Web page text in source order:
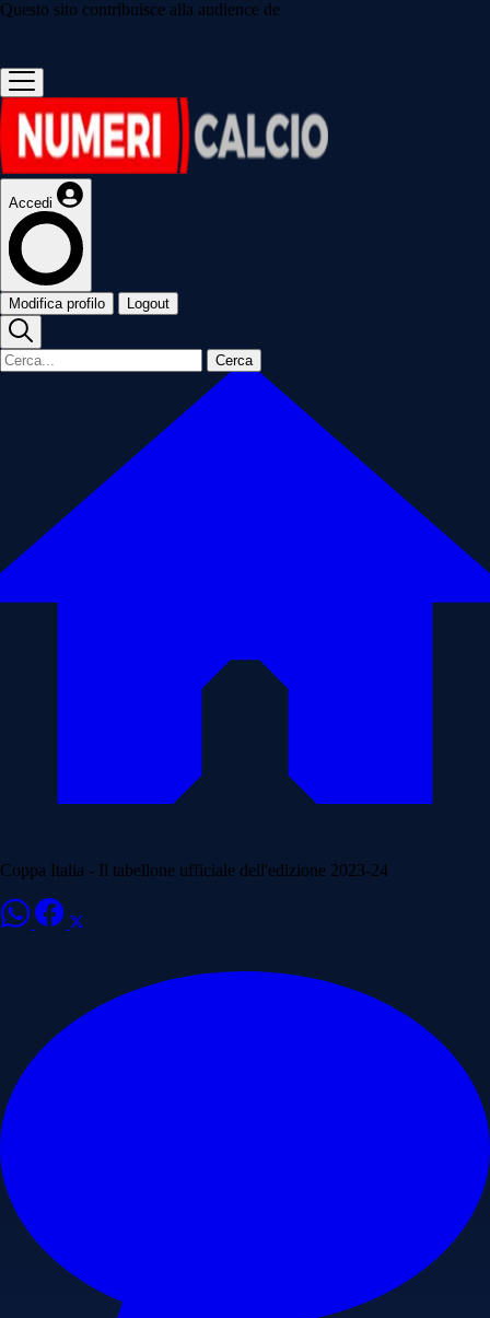
Questo sito contribuisce alla audience de
Accedi
Modifica profilo Logout
Cerca
Coppa Italia - Il tabellone ufficiale dell'edizione 2023-24